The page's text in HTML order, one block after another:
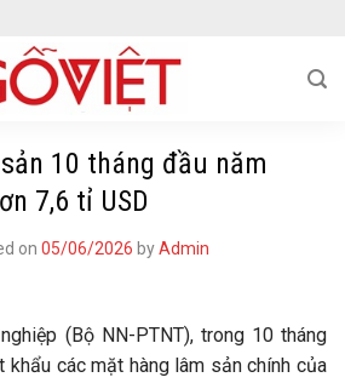
10 tháng đầu năm
7,6 tỉ USD
on 05/06/2026 byAdmin
(Bộ NN-PTNT), trong 10 tháng
khẩu các mặt hàng lâm sản chính của